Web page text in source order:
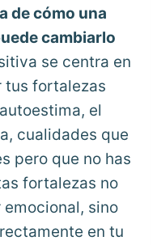
de cómo una
cambiarlo
se centra en
tus fortalezas
el
cualidades que
pero que no has
fortalezas no
sino
en tu